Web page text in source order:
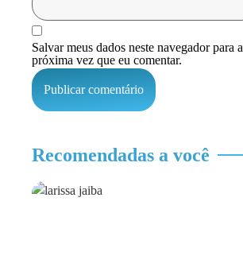
Salvar meus dados neste navegador para a
próxima vez que eu comentar.
Recomendadas a você